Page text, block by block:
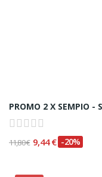
11,80 € 9,44 € -20%